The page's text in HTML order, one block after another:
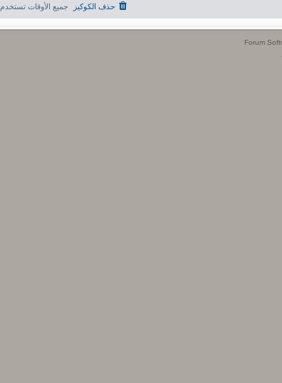
جميع الأوقات تستخدم حذف الكوكيز